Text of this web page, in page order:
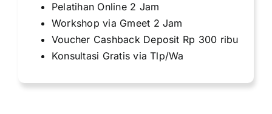
Pelatihan Online 2 Jam
Workshop via Gmeet 2 Jam
Voucher Cashback Deposit Rp 300 ribu
Konsultasi Gratis via Tlp/Wa